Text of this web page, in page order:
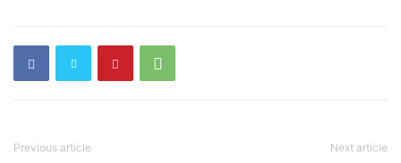
Previous article Next article